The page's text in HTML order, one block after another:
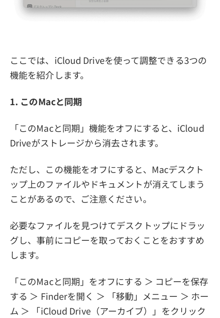
ここでは、iCloud Driveを使って調整できる3つの
機能を紹介します。
1. このMacと同期
「このMacと同期」機能をオフにすると、iCloud
Driveがストレージから消去されます。
ただし、この機能をオフにすると、Macデスクト
ップ上のファイルやドキュメントが消えてしまう
ことがあるので、ご注意ください。
必要なファイルを見つけてデスクトップにドラッ
グし、事前にコピーを取っておくことをおすすめ
します。
「このMacと同期」をオフにする ＞ コピーを保存
する ＞ Finderを開く ＞ 「移動」メニュー ＞ ホー
ム ＞ 「iCloud Drive（アーカイブ）」をクリック